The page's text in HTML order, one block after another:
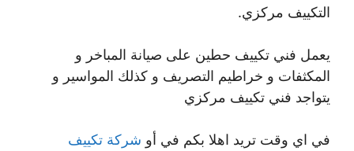
التكييف مركزي.
يعمل فني تكييف حطين على صيانة المباخر و
المكثفات و خراطيم التصريف و كذلك المواسير و
يتواجد فني تكييف مركزي
في اي وقت تريد اهلا بكم في أو شركة تكييف